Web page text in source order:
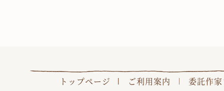
トップページ ご利用案内
委託作